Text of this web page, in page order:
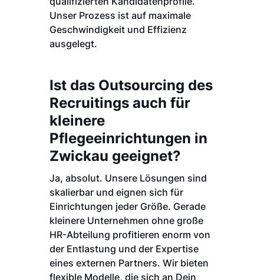
Unser Prozess ist auf maximale
Geschwindigkeit und Effizienz
ausgelegt.
Ist das Outsourcing des
Recruitings auch für
kleinere
Pflegeeinrichtungen in
Zwickau geeignet?
Ja, absolut. Unsere Lösungen sind
skalierbar und eignen sich für
Einrichtungen jeder Größe. Gerade
kleinere Unternehmen ohne große
HR-Abteilung profitieren enorm von
der Entlastung und der Expertise
eines externen Partners. Wir bieten
flexible Modelle, die sich an Dein